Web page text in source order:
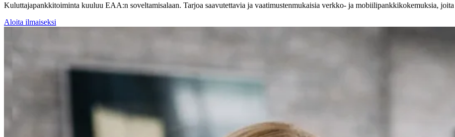
Kuluttajapankkitoiminta kuuluu EAA:n soveltamisalaan. Tarjoa saavutettavia ja vaatimustenmukaisia verkko- ja mobiilipankkikokemuksia,
Aloita ilmaiseksi